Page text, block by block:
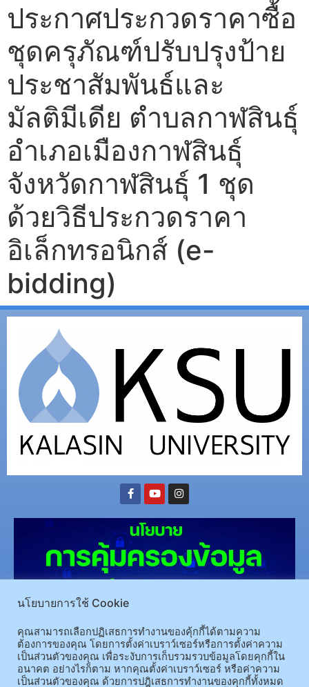
ประกาศประกวดราคาซื้อ
ชุดครุภัณฑ์ปรับปรุงป้าย
ประชาสัมพันธ์และ
มัลติมีเดีย ตำบลกาฬสินธุ์
อำเภอเมืองกาฬสินธุ์
จังหวัดกาฬสินธุ์ 1 ชุด
ด้วยวิธีประกวดราคา
อิเล็กทรอนิกส์ (e-
bidding)
(อ.นามน)13 หมู่ 14 ต.สงเปลือย อ.นามน จ.กาฬสินธุ์ 46230โทรศัพท์ : 043-602-055 โทรสาร :
043-602-044
(อ.เมือง)62/1 ถ.เกษตรสมบูรณ์ ต.กาฬสินธุ์ อ.เมือง จ.กาฬสินธุ์ 46000โทรศัพท์ 043-811128 08-
นโยบายการใช้ Cookie
คุณสามารถเลือกปฏิเสธการทำงานของคุ้กกี้ได้ตามความ
ต้องการของคุณ โดยการตั้งค่าเบราว์เซอร์หรือการตั้งค่าความ
เป็นส่วนตัวของคุณ เพื่อระงับการเก็บรวมรวบข้อมูลโดยคุกกี้ใน
อนาคต อย่างไรก็ตาม หากคุณตั้งค่าเบราว์เซอร์ หรือค่าความ
เป็นส่วนตัวของคุณ ด้วยการปฎิเสธการทำงานของคุกกี้ทั้งหมด